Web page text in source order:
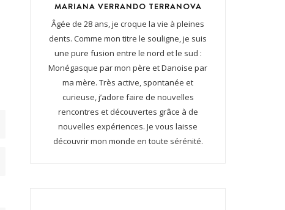
MARIANA VERRANDO TERRANOVA
Âgée de 28 ans, je croque la vie à pleines
dents. Comme mon titre le souligne, je suis
une pure fusion entre le nord et le sud :
Monégasque par mon père et Danoise par
ma mère. Très active, spontanée et
curieuse, j’adore faire de nouvelles
rencontres et découvertes grâce à de
nouvelles expériences. Je vous laisse
découvrir mon monde en toute sérénité.